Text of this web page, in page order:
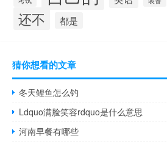
还不 都是
猜你想看的文章
冬天鲤鱼怎么钓
Ldquo满脸笑容rdquo是什么意思
河南早餐有哪些